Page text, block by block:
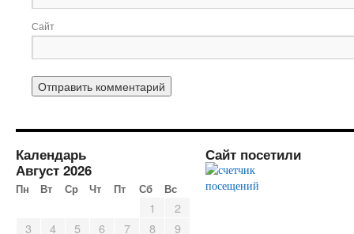
Сайт
Календарь
Август 2026
Пн Вт Ср Чт Пт Сб Вс
1
2
3
4 5 6 7 8 9
Сайт посетили